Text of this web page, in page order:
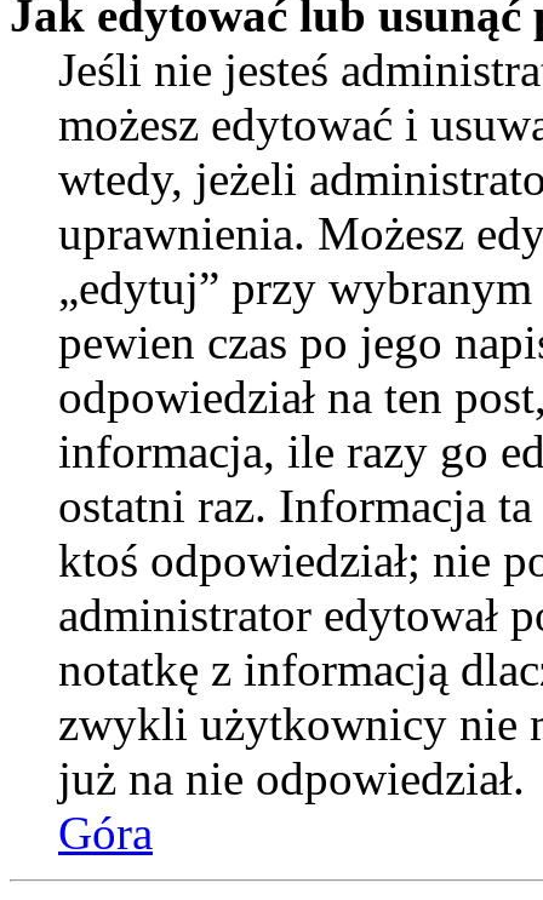
Jak edytować lub usunąć
Jeśli nie jesteś
możesz edytować i
wtedy, jeżeli
uprawnienia. Możesz
„edytuj” przy
pewien czas po jego
odpowiedział na ten
informacja, ile razy go
ostatni raz. Informacja
ktoś odpowiedział; nie
administrator edytował
notatkę z informacją
zwykli użytkownicy nie
już na nie odpowiedział.
Góra